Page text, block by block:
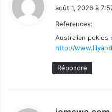
août 1, 2026 à
References:
Australian pokies
http://
Répondre